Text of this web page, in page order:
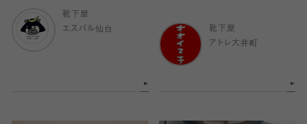
靴下屋
エスパル仙台
靴下屋
アトレ大井町